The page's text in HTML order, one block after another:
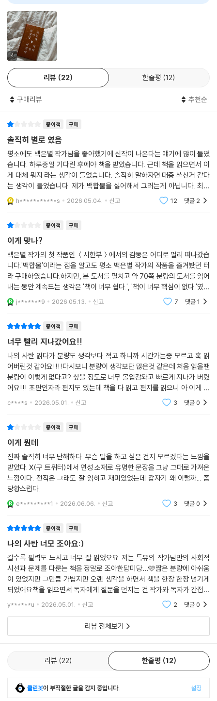
랑으로 살아가. 사랑하며 살아야 해.’
--- p.99 「작가 인터뷰」중에서
사랑은 죄가 될 수 있을까? 사랑을 포기하면 구원받을 수 있을까?
사랑과 구원 사이에서 흔들리는 두 소녀의 첫눈 같은 첫사랑
첫눈은 언제나 예고 없이 찾아온다. 준비할 틈도 없이 조용히 내려앉아 익
숙하던 풍경을 단번에 바꿔놓는다. 첫사랑도 그렇다. 사라질 것처럼 보이
면서도 끝내 흔적을 남기고, 녹아버린 뒤에도 오래도록 마음을 적신다. 잊
으려 할수록 더 또렷해지고, 멀어지려 할수록 더 깊어진다.
고등학생 ‘소정’은 작은 책방의 독서 모임에서 만난 ‘Y’에게 서서히 스며든
다. 이름도, 연락처도 모른 채 일주일에 한 번씩 이어지는 비밀스러운 만남.
둘은 골목에서 입을 맞추고, 담배를 나눠 피우고, 편지를 숨겨두는 방식으
로 서로를 확인한다.
소정은 교회를 통해 위로를 얻지만, 그곳에서 배운 언어는 소정의 사랑을
‘죄’라고 부른다. 사랑은 죄가 될 수 있을까? 사랑을 포기하면 구원받을 수
있을까? 그 단순한 질문 앞에서 소정의 마음은 끝내 갈라진다. 《나의 사
정을 밀도 높게 포착한다.
‘우리’가 되고 싶은 소정과 끝내 어떤 관계에도 묶이기를 거부하는 Y. 사랑
과 구원 사이에서 흔들리는 두 소녀의 위태롭고도 눈부신 첫사랑이 펼쳐진
다.
‘단 한 편의 이야기’를 깊게 호흡하는 특별한 경험
위픽 시리즈는 2023년 구병모의 《파쇄》를 시작으로, 이미상의 《셀붕이의
문학의 가장 다채롭고 새로운 풍경을 펼쳐 보였다.
위픽은 어떤 기준이나 장르에도 얽매이지 않고 오직 ‘단 한 편의 이야기’라
는 완결성에 주목한다. 여러 편을 한데 묶는 기존의 방식에서 벗어나 한 편
의 단편만으로 책을 구성하는 이례적인 시도를 통해 독자에게 하나의 이야
기에 깊이 몰입할 수 있는 특별한 독서 경험을 제공한다. 한 손에 쏙 들어오
서도 어디서든 짧은 시간 안에 한 편의 이야기를 완독할 수 있도록 설계했
다. 소설가뿐만 아니라 논픽션 작가, 시인, 청소년문학 작가 등 다양한 필자
‖위픽 시리즈 소개‖
위픽은 위즈덤하우스의 단편소설 시리즈입니다. ‘단 한 편의 이야기’를 깊
게 호흡하는 특별한 경험을 선사합니다. 이 작은 조각이 당신의 세계를 넓
가 되기를, 당신의 가슴에 깊이 새겨질 한 조각의 문학이 되기를 꿈꿉니다.
한 조각의 문학, 위픽
구병모 《파쇄》
이희주 《마유미》
윤자영 《할매 떡볶이 레시피》
김기창 《크리스마스이브의 방문객》
이종산 《블루마블》
김동식 《백 명 버튼》
이소호 《나의 미치광이 이웃》
오한기 《나의 즐거운 육아 일기》
4
리뷰 22 한줄평 12
구매리뷰 추천순
종이책 구매
솔직히 별로 였음
평소에도 백은별 작가님을 좋아했기에 신작이 나온다는 얘기에 많이 들떴
습니다. 하루종일 기다린 후에야 책을 받았습니다. 근데 책을 읽으면서 이
게 대체 뭐지 라는 생각이 들었습니다. 솔직히 말하자면 대충 쓰신거 같다
는 생각이 들었습니다. 제가 백합물을 싫어해서 그러는게 아닙니다. 최은
영 작가님의 그여름을 좋게 읽었는데 나의 사탄은 그 작품에 비해 뭐가 없
었습니다.청소년
h***********s 2026.05.04. 신고 12 댓글 2
종이책 구매
이게 맞나?
백은별 작가의 첫 작품인 ＜시한부＞에서의 감동은 어디로 멀리 떠나갔습
니다.'백합물'이라는 점을 알고도 평소 백은별 작가의 작품을 즐겨봤던 터
라 구매하였습니다.하지만, 본 도서를 펼치고 약 70쪽 분량의 도서를 읽어
내는 동안 계속드는 생각은 '책이 너무 쉽다.', '책이 너무 핵심이 없다.'였습
니다.독서의 목적은 이 도서를 읽고 생각하는 것이 목적이라고 생각하였으
나, 본 도서
j*******9 2026.05.13. 신고 7 댓글1
종이책 구매
너무 빨리 지나갔어요!!
나의 사탄 읽다가 분량도 생각보다 적고 하니까 시간가는중 모르고 훅 읽
어버린것 같아요!!!!다시보니 분량이 생각보단 많은것 같은데 처음 읽을땐
분량이 이렇게 없다고? 싶을 정도로 너무 몰입감돠고 빠르게 지나가 버렸
어요!!! 초판인자라 편지도 있는데 책을 다 읽고 편지를 읽으니 아 이게 이
말이구나 하고 마지막까지 살짝 잔상이 남는듯한 느낌!!!! 꼭 강추 드립니
c****s 2026.05.01. 신고 3 댓글0
종이책 구매
이게 뭔데
진짜 솔직히 너무 난해하다. 무슨 말을 하고 싶은 건지 모르겠다는 느낌을
받았다. X(구 트위터)에서 연성 소재로 유명한 문장을 그냥 그대로 가져온
느낌이다. 전작은 그래도 잘 읽히고 재미있었는데 갑자기 왜 이럴까... 좀
당황스럽다.
e*********1 2026.06.06. 신고 3 댓글0
종이책 구매
나의 사탄 너모 조아요:)
갈수록 필력도 느시고 너무 잘 읽었오요 저는 특유의 작가님만의 사회적
시선과 문제를 다룬는 책을 정말로 조아한답미당…🩷짧은 분량에 아쉬움
이 있었지만 그만큼 가볍지만 오랜 생각을 하면서 책을 한장 한장 넘기게
되었어요책을 읽으면서 독자에게 질문을 던지는 건 작가와 독자가 간접적
으로 대화할 수 있다는 수단이 되닌깐요✨✨이번 책도 잘 읽었습니다! 다
음 작도 잘 부탁드
y******u 2026.05.01. 신고 2 댓글0
리뷰 전체보기
리뷰 22 한줄평 12
클린봇이 부적절한 글을 감지 중입니다. 설정